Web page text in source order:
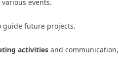
events.
guide future projects.
activities and